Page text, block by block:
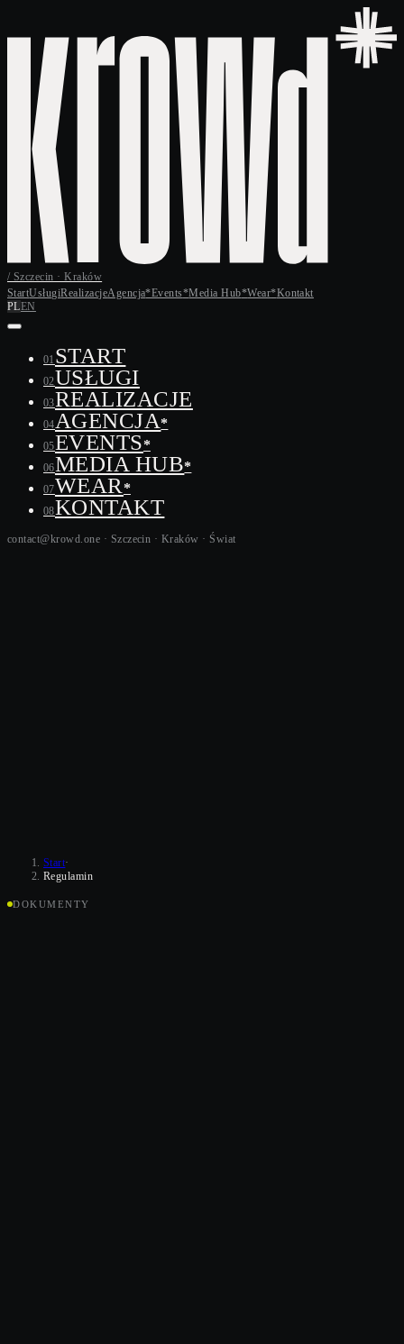
/ Szczecin · Kraków
StartUsługiRealizacjeAgencja*Events*Media Hub*Wear*Kontakt
PLEN
01 START
02USŁUGI
03REALIZACJE
04 AGENCJA*
05EVENTS*
06MEDIA HUB*
07WEAR *
08KONTAKT
contact@krowd.one · Szczecin · Kraków ·Świat
Start·
Regulamin
DOKUMENTY